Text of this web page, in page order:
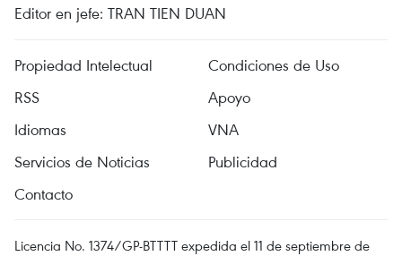
Editor en jefe: TRAN TIEN DUAN
Propiedad Intelectual
Condiciones de Uso
RSS
Apoyo
Idiomas
VNA
Servicios de Noticias
Publicidad
Contacto
Licencia No. 1374/GP-BTTTT expedida el 11 de septiembre de